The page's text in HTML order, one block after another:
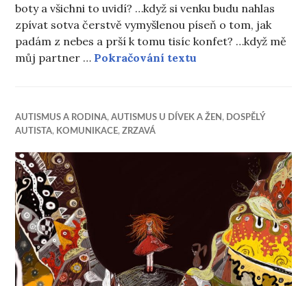
boty a všichni to uvidí? …když si venku budu nahlas
zpívat sotva čerstvě vymyšlenou píseň o tom, jak
padám z nebes a prší k tomu tisíc konfet? …když mě
můj partner … Pokračování textu
AUTISMUS A RODINA,AUTISMUS U DÍVEK A ŽEN , DOSPĚLÝ
AUTISTA, KOMUNIKACE,ZRZAVÁ